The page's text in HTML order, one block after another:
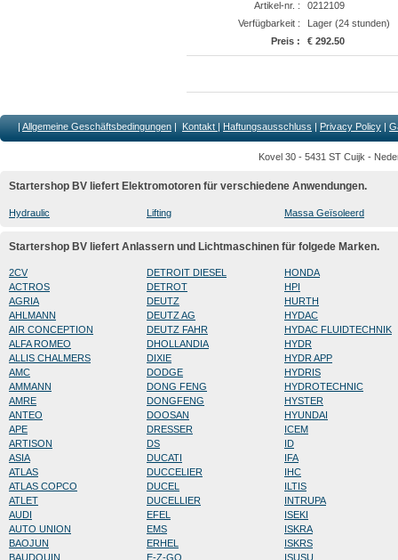
Artikel-nr. :
0212109
Verfügbarkeit :
Lager (24 stunden)
Preis :
€ 292.50
| Allgemeine Geschäftsbedingungen | Kontakt | Haftungsausschluss | Privacy Policy |
Kovel 30 - 5431 ST Cuijk -
Startershop BV liefert Elektromotoren für verschiedene Anwendungen.
Hydraulic Lifting Massa Geïsoleerd
Startershop BV liefert Anlassern und Lichtmaschinen für folgede Marken.
2CV
ACTROS
AGRIA
AHLMANN
AIR CONCEPTION
ALFA ROMEO
ALLIS CHALMERS
AMC
AMMANN
AMRE
ANTEO
APE
ARTISON
ASIA
ATLAS
ATLAS COPCO
ATLET
AUDI
AUTO UNION
BAOJUN
BAUDOUIN
DETROIT DIESEL
DETROT
DEUTZ
DEUTZ AG
DEUTZ FAHR
DHOLLANDIA
DIXIE
DODGE
DONG FENG
DONGFENG
DOOSAN
DRESSER
DS
DUCATI
DUCCELIER
DUCEL
DUCELLIER
EFEL
EMS
ERHEL
E-Z-GO
HONDA
HPI
HURTH
HYDAC
HYDAC FLUIDTECHNIK
HYDR
HYDR APP
HYDRIS
HYDROTECHNIC
HYSTER
HYUNDAI
ICEM
ID
IFA
IHC
ILTIS
INTRUPA
ISEKI
ISKRA
ISKRS
ISUSU